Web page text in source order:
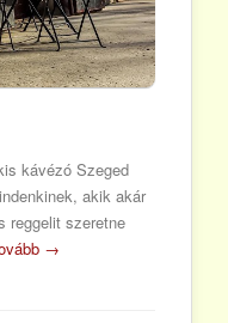
kávézó Szeged
akik akár
reggelit szeretne
→